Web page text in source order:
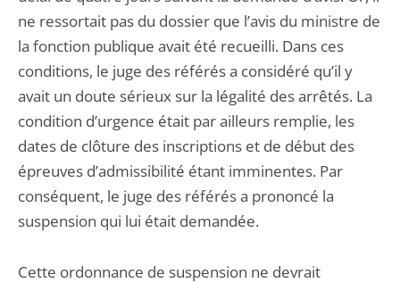
ne ressortait pas du dossier que l’avis du ministre de
la fonction publique avait été recueilli. Dans ces
conditions, le juge des référés a considéré qu’il y
avait un doute sérieux sur la légalité des arrêtés. La
condition d’urgence était par ailleurs remplie, les
dates de clôture des inscriptions et de début des
épreuves d’admissibilité étant imminentes. Par
conséquent, le juge des référés a prononcé la
suspension qui lui était demandée.
Cette ordonnance de suspension ne devrait